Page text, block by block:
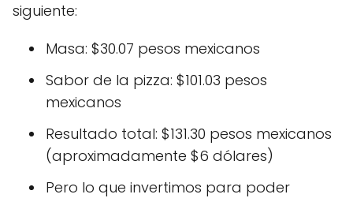
siguiente:
Masa: $30.07 pesos mexicanos
Sabor de la pizza: $101.03 pesos
mexicanos
Resultado total: $131.30 pesos mexicanos
(aproximadamente $6 dólares)
Pero lo que invertimos para poder